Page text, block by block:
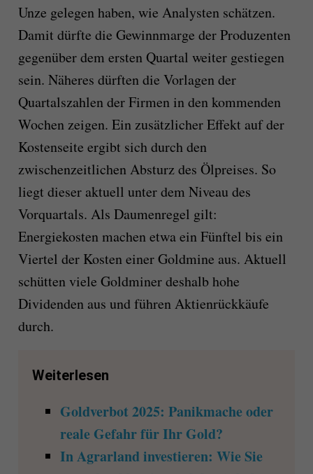
Unze gelegen haben, wie Analysten schätzen.
Damit dürfte die Gewinnmarge der Produzenten
gegenüber dem ersten Quartal weiter gestiegen
sein. Näheres dürften die Vorlagen der
Quartalszahlen der Firmen in den kommenden
Wochen zeigen. Ein zusätzlicher Effekt auf der
Kostenseite ergibt sich durch den
zwischenzeitlichen Absturz des Ölpreises. So
liegt dieser aktuell unter dem Niveau des
Vorquartals. Als Daumenregel gilt:
Energiekosten machen etwa ein Fünftel bis ein
Viertel der Kosten einer Goldmine aus. Aktuell
schütten viele Goldminer deshalb hohe
Dividenden aus und führen Aktienrückkäufe
durch.
Weiterlesen
Goldverbot 2025: Panikmache oder
reale Gefahr für Ihr Gold?
In Agrarland investieren: Wie Sie